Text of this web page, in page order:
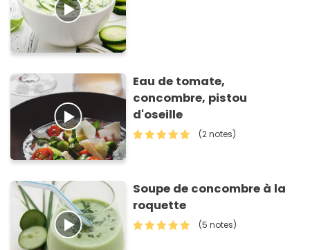
Eau de tomate,
concombre, pistou
d'oseille
(2 notes)
Soupe de concombre à la
roquette
(5 notes)